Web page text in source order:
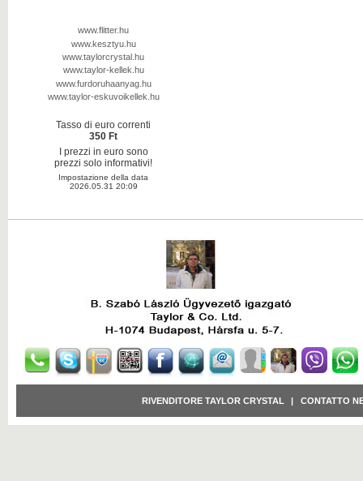
www.flitter.hu
www.kesztyu.hu
www.taylorcrystal.hu
www.taylor-kellek.hu
www.furdoruhaanyag.hu
www.taylor-eskuvoikellek.hu
Tasso di euro correnti
350 Ft
I prezzi in euro sono
prezzi solo informativi!
Impostazione della data
2026.05.31 20:09
RIVENDITORE TAYLOR CRYSTAL CONTATTO